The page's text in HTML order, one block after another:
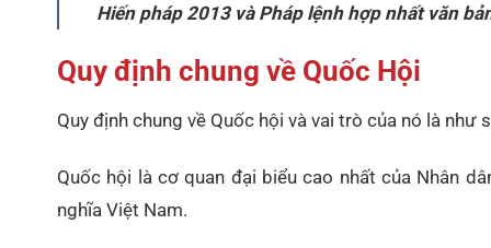
Hiến pháp 2013 và Pháp lệnh hợp nhất văn
Quy định chung về Quốc Hội
Quy định chung về Quốc hội và vai trò của nó là như
Quốc hội là cơ quan đại biểu cao nhất của Nhân
nghĩa Việt Nam.